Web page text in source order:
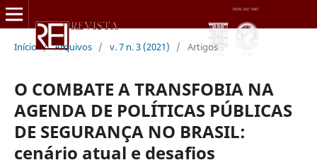
Início / Arquivos / v. 7 n. 3 (2021) / Artigos
O COMBATE A TRANSFOBIA NA
AGENDA DE POLÍTICAS PÚBLICAS
DE SEGURANÇA NO BRASIL:
cenário atual e desafios